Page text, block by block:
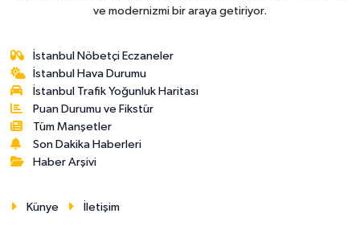
ve modernizmi bir araya getiriyor.
İstanbul Nöbetçi Eczaneler
İstanbul Hava Durumu
İstanbul Trafik Yoğunluk Haritası
Puan Durumu ve Fikstür
Tüm Manşetler
Son Dakika Haberleri
Haber Arşivi
Künye İletişim